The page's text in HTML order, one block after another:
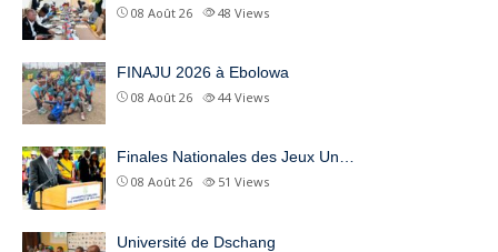
08 Août 26 48 Views
FINAJU 2026 à Ebolowa
08 Août 26 44 Views
Finales Nationales des Jeux Un…
08 Août 26 51 Views
Université de Dschang